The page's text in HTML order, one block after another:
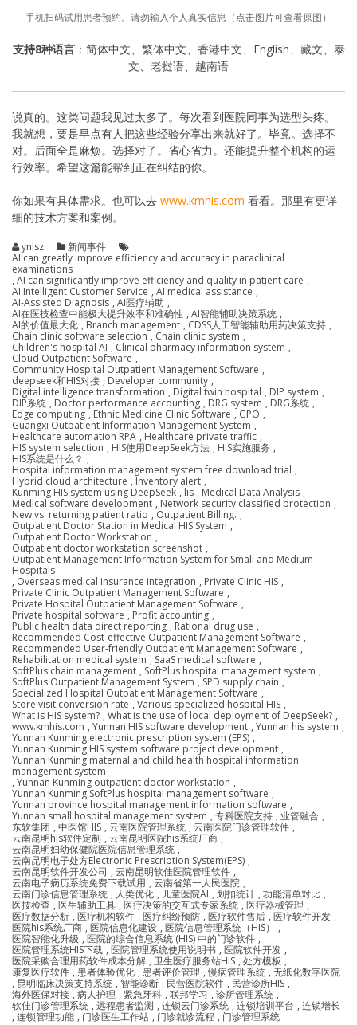
手机扫码试用患者预约。请勿输入个人真实信息（点击图片可查看原图）
支持8种语言：简体中文、繁体中文、香港中文、English、藏文、泰
文、老挝语、越南语
说真的。这类问题我见过太多了。每次看到医院同事为选型头疼。
我就想，要是早点有人把这些经验分享出来就好了。毕竟。选择不
对。后面全是麻烦。选择对了。省心省力。还能提升整个机构的运
行效率。希望这篇能帮到正在纠结的你。
你如果有具体需求。也可以去 www.kmhis.com 看看。那里有更详
细的技术方案和案例。
ynlsz
新闻事件
AI can greatly improve efficiency and accuracy in paraclinical
examinations
, AI can significantly improve efficiency and quality in patient care ,
AI Intelligent Customer Service , AI medical assistance ,
AI-Assisted Diagnosis , AI医疗辅助 ,
AI在医技检查中能极大提升效率和准确性 , AI智能辅助决策系统 ,
AI的价值最大化 , Branch management , CDSS人工智能辅助用药决策支持 ,
Chain clinic software selection , Chain clinic system ,
Children's hospital AI , Clinical pharmacy information system ,
Cloud Outpatient Software ,
Community Hospital Outpatient Management Software ,
deepseek和HIS对接 , Developer community ,
Digital intelligence transformation , Digital twin hospital , DIP system ,
DIP系统 , Doctor performance accounting , DRG system , DRG系统 ,
Edge computing , Ethnic Medicine Clinic Software , GPO ,
Guangxi Outpatient Information Management System ,
Healthcare automation RPA , Healthcare private traffic ,
HIS system selection , HIS使用DeepSeek方法 , HIS实施服务 ,
HIS系统是什么？ ,
Hospital information management system free download trial ,
Hybrid cloud architecture , Inventory alert ,
Kunming HIS system using DeepSeek , lis , Medical Data Analysis ,
Medical software development , Network security classified protection ,
New vs. returning patient ratio , Outpatient Billing. ,
Outpatient Doctor Station in Medical HIS System ,
Outpatient Doctor Workstation ,
Outpatient doctor workstation screenshot ,
Outpatient Management Information System for Small and Medium
Hospitals
, Overseas medical insurance integration , Private Clinic HIS ,
Private Clinic Outpatient Management Software ,
Private Hospital Outpatient Management Software ,
Private hospital software , Profit accounting ,
Public health data direct reporting , Rational drug use ,
Recommended Cost-effective Outpatient Management Software ,
Recommended User-friendly Outpatient Management Software ,
Rehabilitation medical system , SaaS medical software ,
SoftPlus chain management , SoftPlus hospital management system ,
SoftPlus Outpatient Management System , SPD supply chain ,
Specialized Hospital Outpatient Management Software ,
Store visit conversion rate , Various specialized hospital HIS ,
What is HIS system? , What is the use of local deployment of DeepSeek? ,
www.kmhis.com , Yunnan HIS software development , Yunnan his system ,
Yunnan Kunming electronic prescription system (EPS) ,
Yunnan Kunming HIS system software project development ,
Yunnan Kunming maternal and child health hospital information
management system
, Yunnan Kunming outpatient doctor workstation ,
Yunnan Kunming SoftPlus hospital management software ,
Yunnan province hospital management information software ,
Yunnan small hospital management system , 专科医院支持 , 业管融合 ,
东软集团 , 中医馆HIS , 云南医院管理系统 , 云南医院门诊管理软件 ,
云南昆明his软件定制 , 云南昆明医院his系统厂商 ,
云南昆明妇幼保健院医院信息管理系统 ,
云南昆明电子处方Electronic Prescription System(EPS) ,
云南昆明软件开发公司 , 云南昆明软佳医院管理软件 ,
云南电子病历系统免费下载试用 , 云南省第一人民医院 ,
云南门诊信息管理系统 , 人类优化 , 儿童医院AI , 划扣统计 , 功能清单对比 ,
医技检查 , 医生辅助工具 , 医疗决策的交互式专家系统 , 医疗器械管理 ,
医疗数据分析 , 医疗机构软件 , 医疗纠纷预防 , 医疗软件售后 , 医疗软件开发 ,
医院his系统厂商 , 医院信息化建设 , 医院信息管理系统（HIS）
,
医院智能化升级 , 医院的综合信息系统 (HIS) 中的门诊软件 ,
医院管理系统HIS下载 , 医院管理系统使用说明书 , 医院软件开发 ,
医院采购合理用药软件成本分解 , 卫生医疗服务站HIS , 处方模板 ,
康复医疗软件 , 患者体验优化 , 患者评价管理 ,慢病管理系统 , 无纸化数字医院
, 昆明临床决策支持系统 , 智能诊断 , 民营医院软件 , 民营诊所HIS ,
海外医保对接 , 病人护理 , 紧急牙科 , 联邦学习 , 诊所管理系统 ,
软佳门诊管理系统 , 远程患者监测 , 连锁云门诊系统 , 连锁培训平台 , 连锁增长
, 连锁管理功能 , 门诊医生工作站 , 门诊就诊流程 , 门诊管理系统